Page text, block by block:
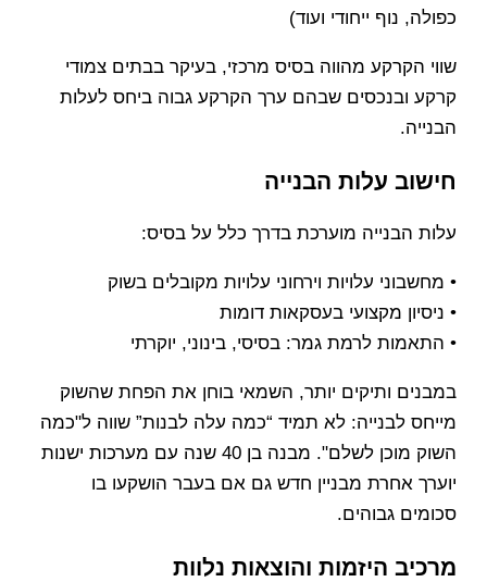
כפולה, נוף ייחודי ועוד)
שווי הקרקע מהווה בסיס מרכזי, בעיקר בבתים צמודי
קרקע ובנכסים שבהם ערך הקרקע גבוה ביחס לעלות
הבנייה.
חישוב עלות הבנייה
עלות הבנייה מוערכת בדרך כלל על בסיס:
• מחשבוני עלויות וירחוני עלויות מקובלים בשוק
• ניסיון מקצועי בעסקאות דומות
• התאמות לרמת גמר: בסיסי, בינוני, יוקרתי
במבנים ותיקים יותר, השמאי בוחן את הפחת שהשוק
מייחס לבנייה: לא תמיד “כמה עלה לבנות” שווה ל"כמה
השוק מוכן לשלם". מבנה בן 40 שנה עם מערכות ישנות
יוערך אחרת מבניין חדש גם אם בעבר הושקעו בו
סכומים גבוהים.
מרכיב היזמות והוצאות נלוות